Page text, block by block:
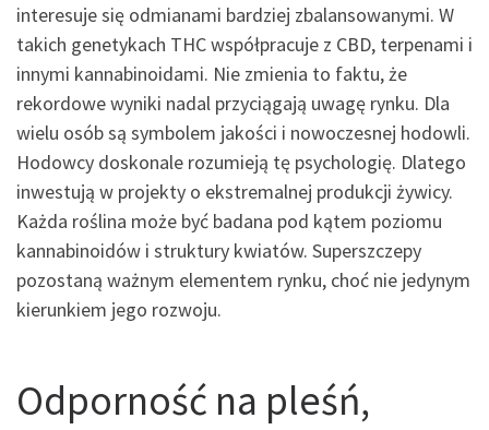
interesuje się odmianami bardziej zbalansowanymi. W
takich genetykach THC współpracuje z CBD, terpenami i
innymi kannabinoidami. Nie zmienia to faktu, że
rekordowe wyniki nadal przyciągają uwagę rynku. Dla
wielu osób są symbolem jakości i nowoczesnej hodowli.
Hodowcy doskonale rozumieją tę psychologię. Dlatego
inwestują w projekty o ekstremalnej produkcji żywicy.
Każda roślina może być badana pod kątem poziomu
kannabinoidów i struktury kwiatów. Superszczepy
pozostaną ważnym elementem rynku, choć nie jedynym
kierunkiem jego rozwoju.
Odporność na pleśń,